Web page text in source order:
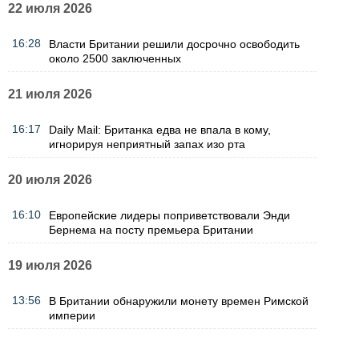
22 июля 2026
16:28
Власти Британии решили досрочно освободить
около 2500 заключенных
21 июля 2026
16:17
Daily Mail: Британка едва не впала в кому,
игнорируя неприятный запах изо рта
20 июля 2026
16:10
Европейские лидеры поприветствовали Энди
Бернема на посту премьера Британии
19 июля 2026
13:56
В Британии обнаружили монету времен Римской
империи